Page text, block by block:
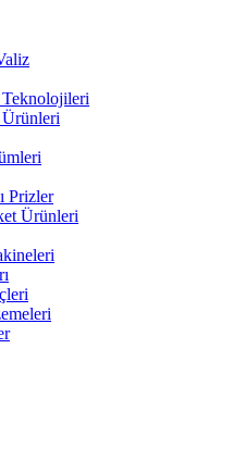
Ürünleri
Prizler
Ürünleri